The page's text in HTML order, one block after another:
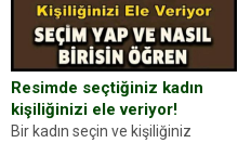
Resimde seçtiğiniz kadın
kişiliğinizi ele veriyor!
Bir kadın seçin ve kişiliğiniz